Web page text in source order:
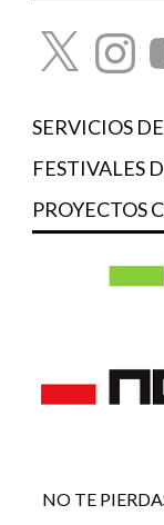
X Instagram
SERVICIOS
FESTIVALES
PROYECTOS
NO TE